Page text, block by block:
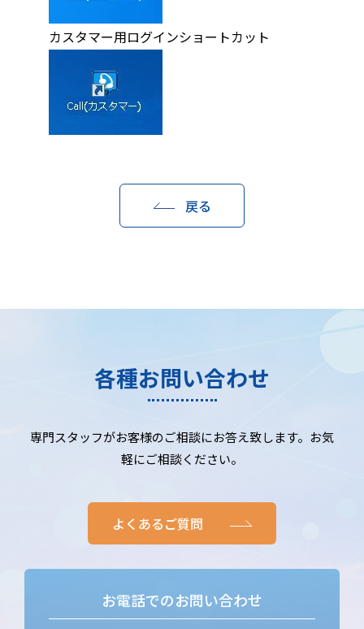
カスタマー用ログインショートカット
戻る
各種お問い合わせ
専門スタッフがお客様のご相談にお答え致します。お気
軽にご相談ください。
よくあるご質問
お電話でのお問い合わせ